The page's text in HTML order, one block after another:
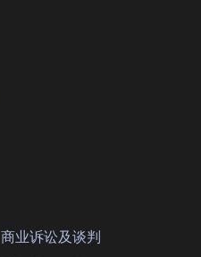
商业诉讼及谈判